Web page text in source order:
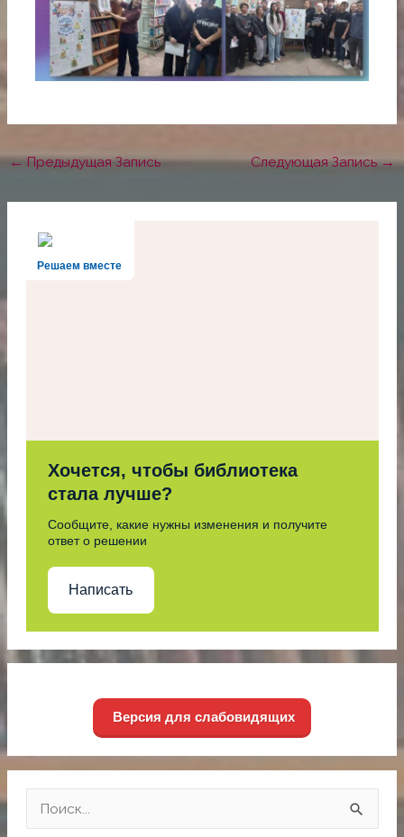
←Предыдущая Запись Следующая Запись→
Решаем вместе
Хочется, чтобы библиотека
стала лучше?
Сообщите, какие нужны изменения и получите
ответ о решении
Написать
Версия для слабовидящих